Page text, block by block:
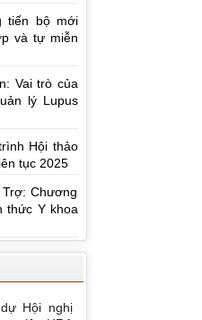
tiến bộ mới
và tự miễn
Vai trò của
lý Lupus
Hội thảo
tục 2025
Chương
thức Y khoa
Hội nghị